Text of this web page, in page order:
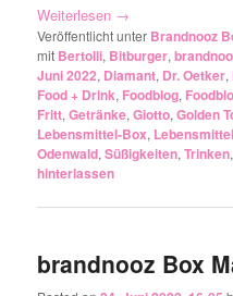
Weiterlesen →
Veröffentlicht unter Brandnooz
mit Bertolli, Bitburger,
Juni 2022, Diamant, Dr. Oetker,
Food + Drink, Foodblog,
Fritt,Getränke,Giotto,Golden
Lebensmittel-Box,
Odenwald,Süßigkeiten,Trinken,
hinterlassen
brandnooz Box